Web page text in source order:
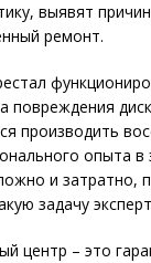
выявят
ремонт.
повреждения
производить
опыта в
и затратно,
задачу
центр – это